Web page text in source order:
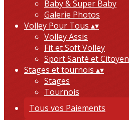
Baby & Super Baby
Galerie Photos
Volley Pour Tous ▴▾
Volley Assis
Fit et Soft Volley
Sport Santé et Citoyen
Stages et tournois ▴▾
Stages
Tournois
Tous vos Paiements